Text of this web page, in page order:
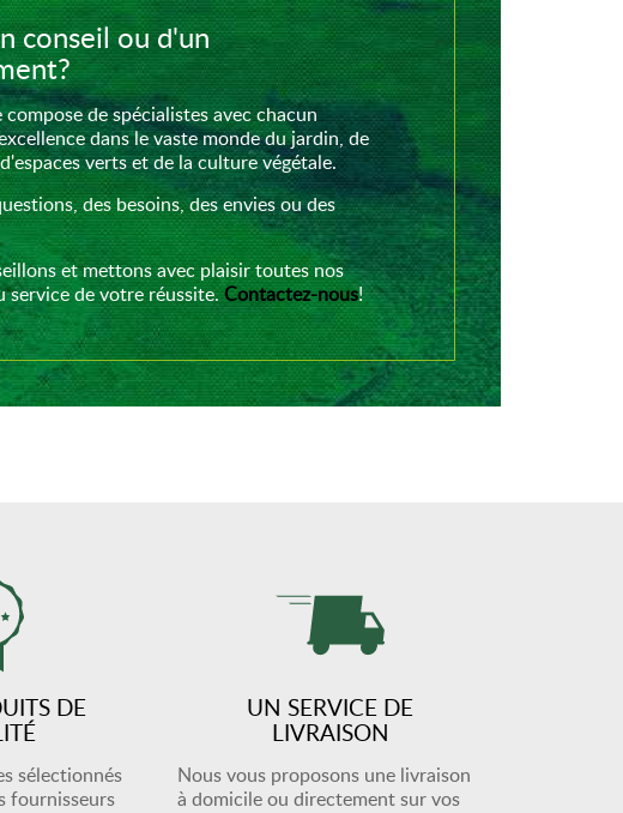
conseil ou d'un
de spécialistes avec chacun
dans le vaste monde du jardin, de
verts et de la culture végétale.
des besoins, des envies ou des
et mettons avec plaisir toutes nos
service de votre réussite.Contactez-nous!
DE
sélectionnés
fournisseurs
UN SERVICE DE
LIVRAISON
Nous vous proposons une livraison
à domicile ou directement sur vos